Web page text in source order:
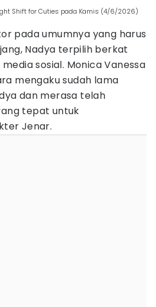
Shift for Cuties pada Kamis (4/6/2026)
pada umumnya yang harus
Nadya terpilih berkat
sosial. Monica Vanessa
mengaku sudah lama
dan merasa telah
tepat untuk
Jenar.